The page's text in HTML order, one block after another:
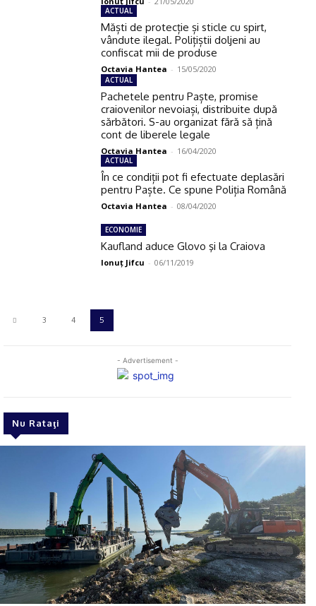
- Advertisement -
Nu Rataţi
ACTUAL
Măști de protecție și sticle cu spirt,
vândute ilegal. Polițiștii doljeni au
confiscat mii de produse
Octavia Hantea - 15/05/2020
ACTUAL
Pachetele pentru Paște, promise
craiovenilor nevoiași, distribuite după
sărbători. S-au organizat fără să țină
cont de liberele legale
Octavia Hantea - 16/04/2020
ACTUAL
În ce condiții pot fi efectuate deplasări
pentru Paște. Ce spune Poliția Română
Octavia Hantea - 08/04/2020
ECONOMIE
Kaufland aduce Glovo şi la Craiova
Ionuţ Jifcu - 06/11/2019
3 4 5